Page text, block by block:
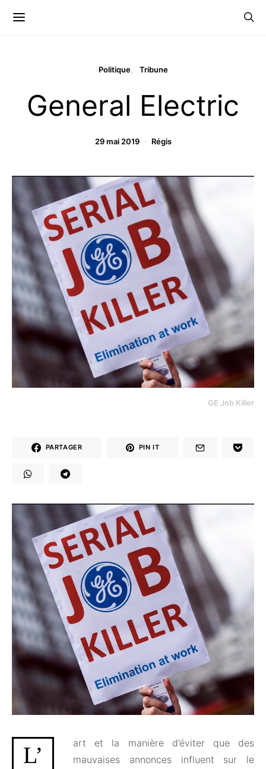
Politique Tribune
General Electric
29 mai 2019 Régis
GE Job Killer
PARTAGER PIN IT
L’
art et la manière d’éviter que des
mauvaises annonces influent sur le